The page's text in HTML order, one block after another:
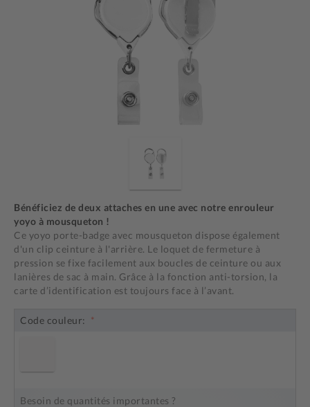
Bénéficiez de deux attaches en une avec notre enrouleur
yoyo à mousqueton !
Ce yoyo porte-badge avec mousqueton dispose également
d'un clip ceinture à l'arrière. Le loquet de fermeture à
pression se fixe facilement aux boucles de ceinture ou aux
lanières de sac à main. Grâce à la fonction anti-torsion, la
carte d’identification est toujours face à l’avant.
Code couleur:
Besoin de quantités importantes ?